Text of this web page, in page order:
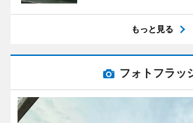
もっと見る
フォトフラッ